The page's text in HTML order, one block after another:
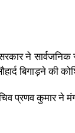
ने
बिगाड़ने की
प्रणव कुमार ने